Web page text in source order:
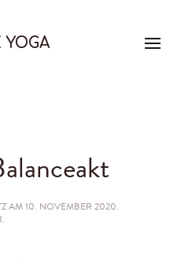
AM10. NOVEMBER 2020.
.